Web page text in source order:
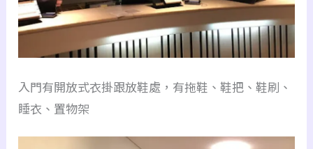
入門有開放式衣掛跟放鞋處，有拖鞋、鞋把、鞋刷、
睡衣、置物架